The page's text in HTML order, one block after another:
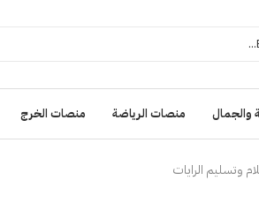
والجمال منصات الرياضة منصات الخرج
وتسليم الرايات